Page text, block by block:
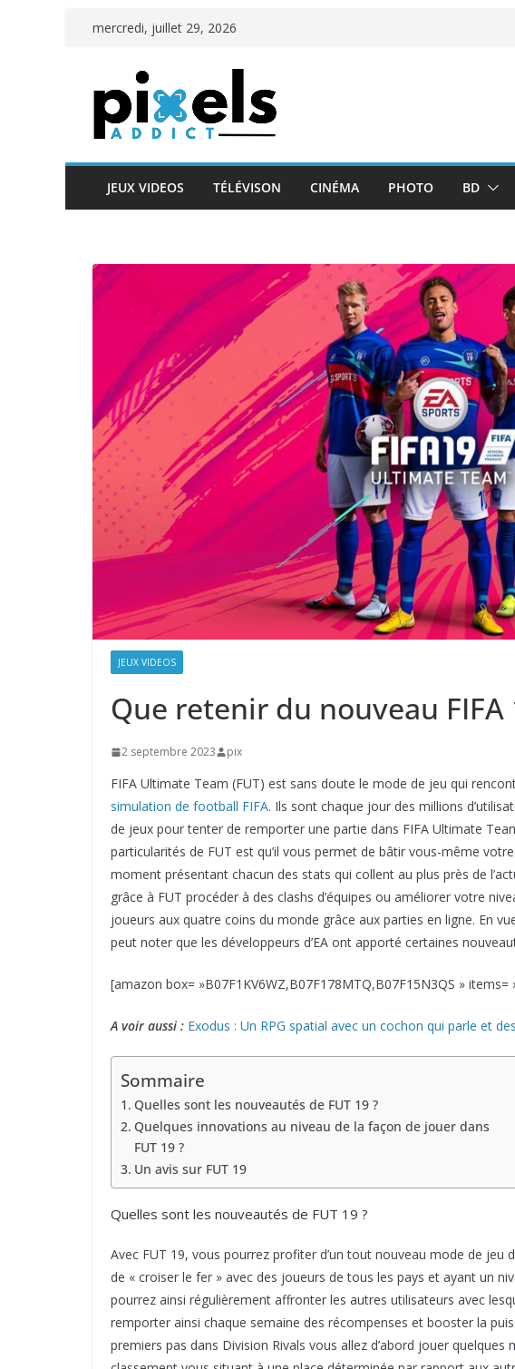
Passermercredi, juillet 29, 2026
JEUX VIDEOS TÉLÉVISON CINÉMA PHOTO BD
JEUX VIDEOS
Que retenir du nouveau
2 septembre 2023 pix
FIFA Ultimate Team (FUT) est sans doute le mode de jeu qui
simulation de football FIFA. Ils sont chaque jour des millions
de jeux pour tenter de remporter une partie dans FIFA Ultimate
particularités de FUT est qu’il vous permet de bâtir vous-même
moment présentant chacun des stats qui collent au plus près de
grâce à FUT procéder à des clashs d’équipes ou améliorer votre
joueurs aux quatre coins du monde grâce aux parties en ligne. En
peut noter que les développeurs d’EA ont apporté certaines
[amazon box= »B07F1KV6WZ,B07F178MTQ,B07F15N3QS » items=
A voir aussi : Exodus : Un RPG spatial avec un cochon qui parle et
Sommaire
Quelles sont les nouveautés de FUT 19 ?
Quelques innovations au niveau de la façon de jouer dans
FUT 19 ?
Un avis sur FUT 19
Quelles sont les nouveautés de FUT 19 ?
Avec FUT 19, vous pourrez profiter d’un tout nouveau mode de jeu
de « croiser le fer » avec des joueurs de tous les pays et ayant un
pourrez ainsi régulièrement affronter les autres utilisateurs avec
remporter ainsi chaque semaine des récompenses et booster la
premiers pas dans Division Rivals vous allez d’abord jouer quelques